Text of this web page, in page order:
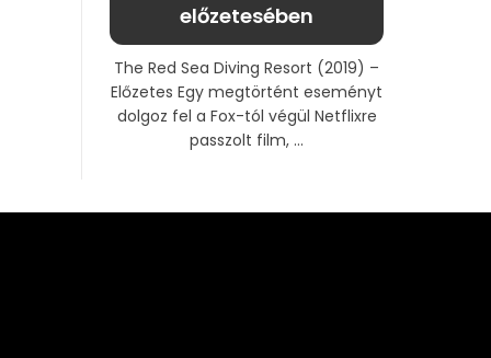
előzetesében
The Red Sea Diving Resort (2019) –
Előzetes Egy megtörtént eseményt
dolgoz fel a Fox-tól végül Netflixre
passzolt film, ...